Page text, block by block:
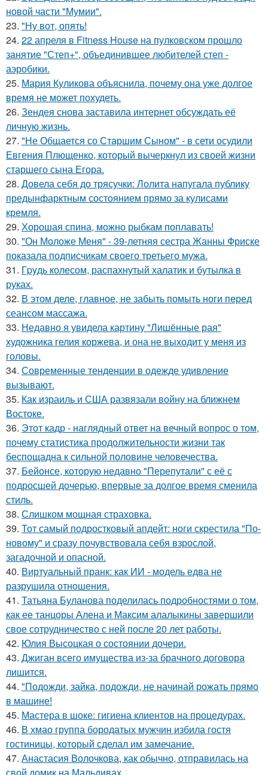
новой части "Мумии".
23. "Ну вот, опять!
24. 22 апреля в Fitness House на пулковском прошло
занятие "Степ+", объединившее любителей степ -
аэробики.
25. Мария Куликова объяснила, почему она уже долгое
время не может похудеть.
26. Зендея снова заставила интернет обсуждать её
личную жизнь.
27. "Не Общается со Старшим Сыном" - в сети осудили
Евгения Плющенко, который вычеркнул из своей жизни
старшего сына Егора.
28. Довела себя до трясучки: Лолита напугала публику
предынфарктным состоянием прямо за кулисами
кремля.
29. Хорошая спина, можно рыбкам поплавать!
30. "Он Моложе Меня" - 39-летняя сестра Жанны Фриске
показала подписчикам своего третьего мужа.
31. Гpyдь колесом, распахнутый халатик и бутылка в
руках.
32. В этом деле, главное, не забыть помыть ноги перед
сеансом массажа.
33. Недавно я увидела картину "Лишённые рая"
художника гелия коржева, и она не выходит у меня из
головы.
34. Современные тенденции в одежде удивление
вызывают.
35. Как израиль и США развязали войну на ближнем
Востоке.
36. Этот кадр - наглядный ответ на вечный вопрос о том,
почему статистика продолжительности жизни так
беспощадна к сильной половине человечества.
37. Бейонсе, которую недавно "Перепутали" с её с
подросшей дочерью, впервые за долгое время сменила
стиль.
38. Слишком мощная страховка.
39. Тот самый подростковый апдейт: ноги скрестила "По-
новому" и сразу почувствовала себя взрослой,
загадочной и опасной.
40. Виртуальный пранк: как ИИ - модель едва не
разрушила отношения.
41. Татьяна Буланова поделилась подробностями о том,
как ее танцоры Алена и Максим алалыкины завершили
свое сотрудничество с ней после 20 лет работы.
42. Юлия Высоцкая о состоянии дочери.
43. Джиган всего имущества из-за брачного договора
лишится.
44. "Подожди, зайка, подожди, не начинай рожать прямо
в машине!
45. Мастера в шоке: гигиена клиентов на процедурах.
46. В хмао группа бородатых мужчин избила гостя
гостиницы, который сделал им замечание.
47. Анастасия Волочкова, как обычно, отправилась на